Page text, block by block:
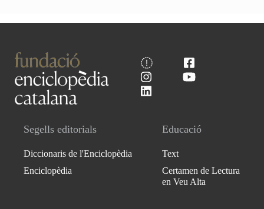
Segells editorials
Diccionaris de l'Enciclopèdia
Enciclopèdia
Educació
Text
Certamen de Lectura
en Veu Alta